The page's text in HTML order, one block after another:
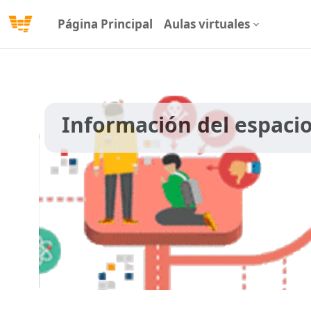
Página Principal Aulas virtuales
Información del